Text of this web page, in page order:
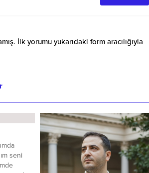
İlk yorumu yukarıdaki form aracılığıyla
seni